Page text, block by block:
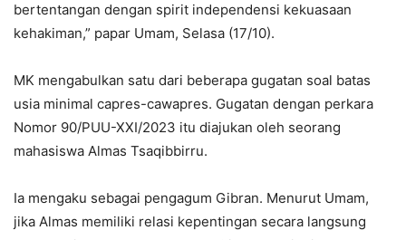
bertentangan dengan spirit independensi kekuasaan
kehakiman,” papar Umam, Selasa (17/10).
MK mengabulkan satu dari beberapa gugatan soal batas
usia minimal capres-cawapres. Gugatan dengan perkara
Nomor 90/PUU-XXI/2023 itu diajukan oleh seorang
mahasiswa Almas Tsaqibbirru.
Ia mengaku sebagai pengagum Gibran. Menurut Umam,
jika Almas memiliki relasi kepentingan secara langsung